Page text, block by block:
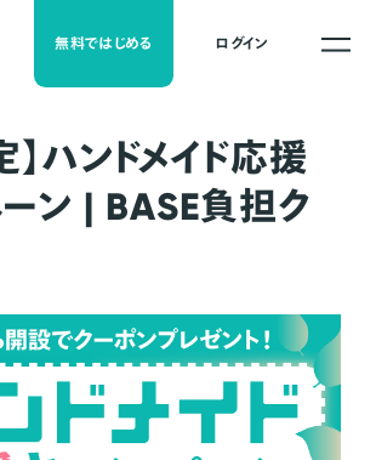
無料ではじめる ログイン
】ハンドメイド応援
ン | BASE負担ク